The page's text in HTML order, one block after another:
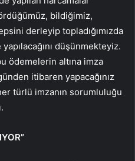
bildiğimiz,
derleyip topladığımızda
düşünmekteyiz.
ödemelerin altına imza
itibaren yapacağınız
türlü imzanın sorumluluğu